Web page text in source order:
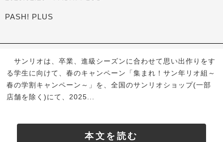
PASH! PLUS
サンリオは、卒業、進級シーズンに合わせて思い出作りをす
る学生に向けて、春のキャンペーン「集まれ！サン年リオ組～
春の学割キャンペーン～」を、全国のサンリオショップ(一部
店舗を除く)にて、2025...
本文を読む